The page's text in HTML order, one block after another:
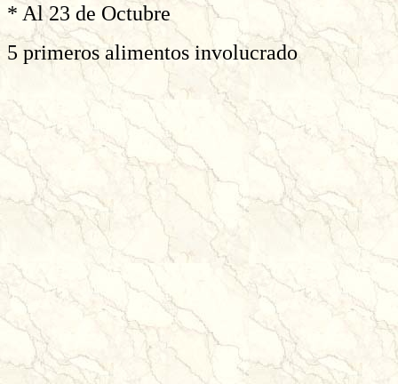
* Al 23 de Octubre
5 primeros alimentos involucrado